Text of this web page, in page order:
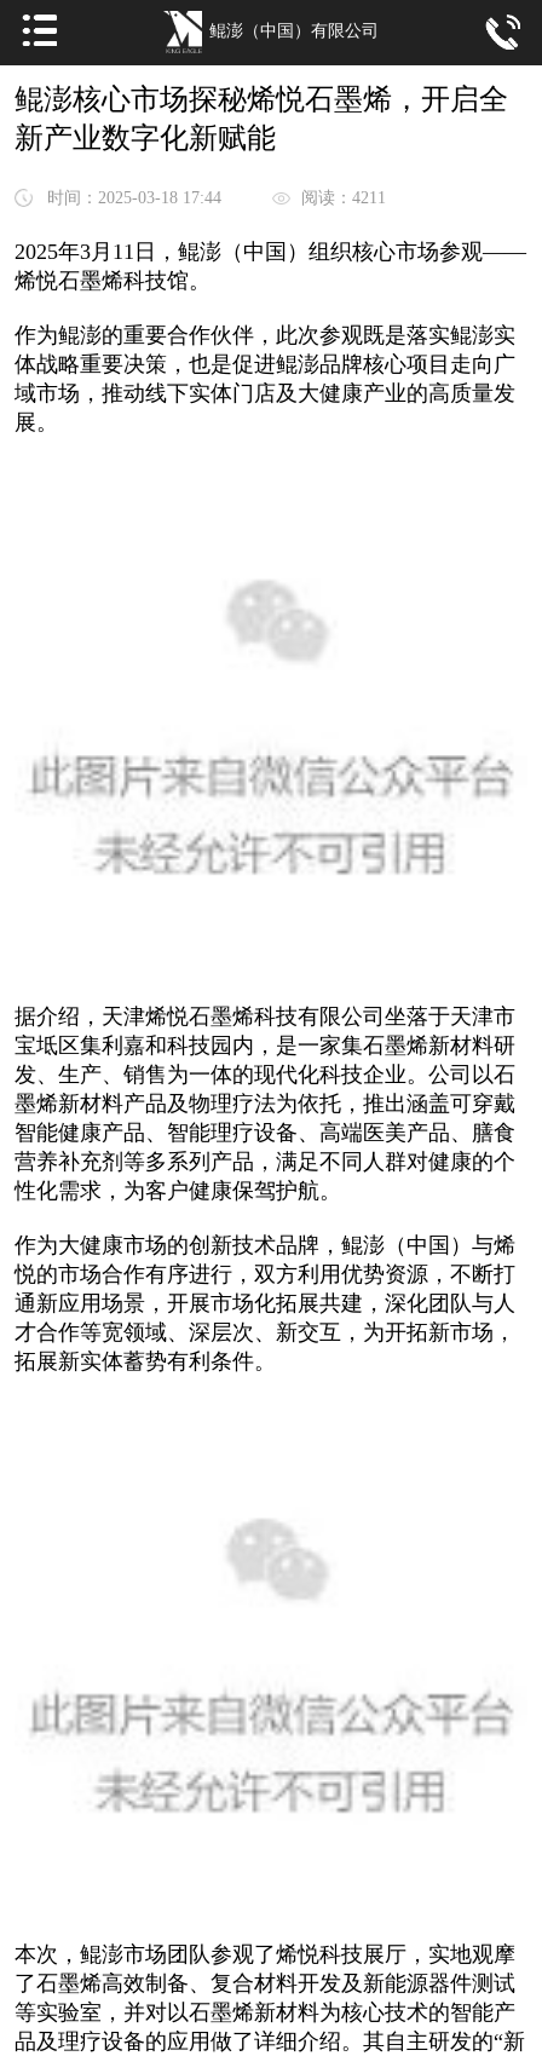
鲲澎（中国）有限公司
鲲澎核心市场探秘烯悦石墨烯，开启全
新产业数字化新赋能
时间：2025-03-18 17:44 阅读：4211
2025年3月11日，鲲澎（中国）组织核心市场参观——
烯悦石墨烯科技馆。
作为鲲澎的重要合作伙伴，此次参观既是落实鲲澎实
体战略重要决策，也是促进鲲澎品牌核心项目走向广
域市场，推动线下实体门店及大健康产业的高质量发
展。
据介绍，天津烯悦石墨烯科技有限公司坐落于天津市
宝坻区集利嘉和科技园内，是一家集石墨烯新材料研
发、生产、销售为一体的现代化科技企业。公司以石
墨烯新材料产品及物理疗法为依托，推出涵盖可穿戴
智能健康产品、智能理疗设备、高端医美产品、膳食
营养补充剂等多系列产品，满足不同人群对健康的个
性化需求，为客户健康保驾护航。
作为大健康市场的创新技术品牌，鲲澎（中国）与烯
悦的市场合作有序进行，双方利用优势资源，不断打
通新应用场景，开展市场化拓展共建，深化团队与人
才合作等宽领域、深层次、新交互，为开拓新市场，
拓展新实体蓄势有利条件。
本次，鲲澎市场团队参观了烯悦科技展厅，实地观摩
了石墨烯高效制备、复合材料开发及新能源器件测试
等实验室，并对以石墨烯新材料为核心技术的智能产
品及理疗设备的应用做了详细介绍。其自主研发的“新